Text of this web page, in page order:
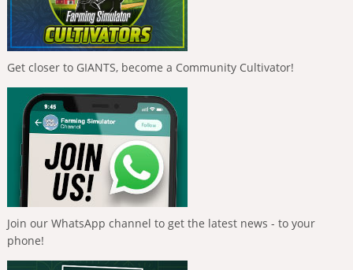
Get closer to GIANTS, become a Community Cultivator!
Join our WhatsApp channel to get the latest news - to your
phone!